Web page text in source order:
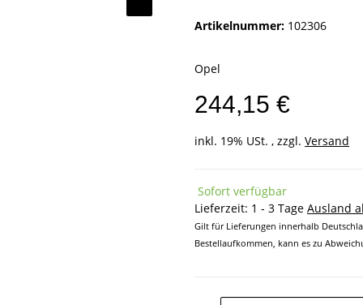
Artikelnummer: 102306
Opel
244,15 €
inkl. 19% USt. , zzgl. Versand
Sofort verfügbar
Lieferzeit: 1 - 3 Tage Ausland
Gilt für Lieferungen innerhalb
Bestellaufkommen, kann es zu